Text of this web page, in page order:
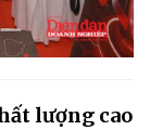
lượng cao